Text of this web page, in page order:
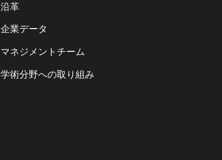
沿革
企業データ
マネジメントチーム
学術分野への取り組み